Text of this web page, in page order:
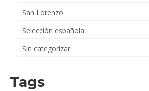
San Lorenzo
Selección española
Sin categorizar
Tags